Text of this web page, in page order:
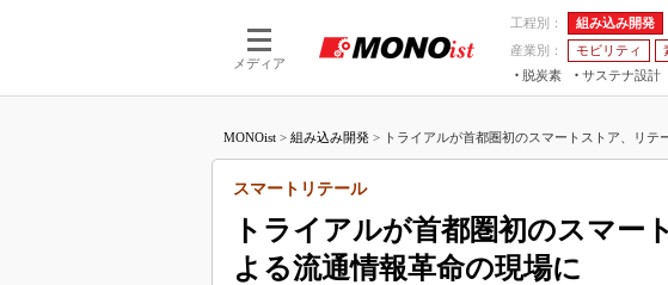
メディア
工程別： 組み込み開発
産業別：
モビリティ
脱炭素
サステナ設計
つながる工場AI×設備保全
IIFES
MONOist > 組み込み開発 > トライアルが首都圏初のスマートストア、リテ
トライアルが首都圏初のスマー
よる流通情報革命の現場に
スマートリテール